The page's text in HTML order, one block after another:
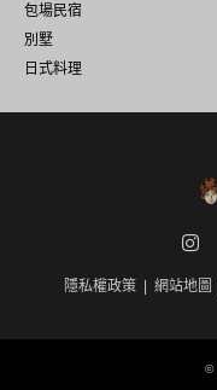
包場民宿
別墅
日式料理
YouTube
隱私權政策 網站地圖
©